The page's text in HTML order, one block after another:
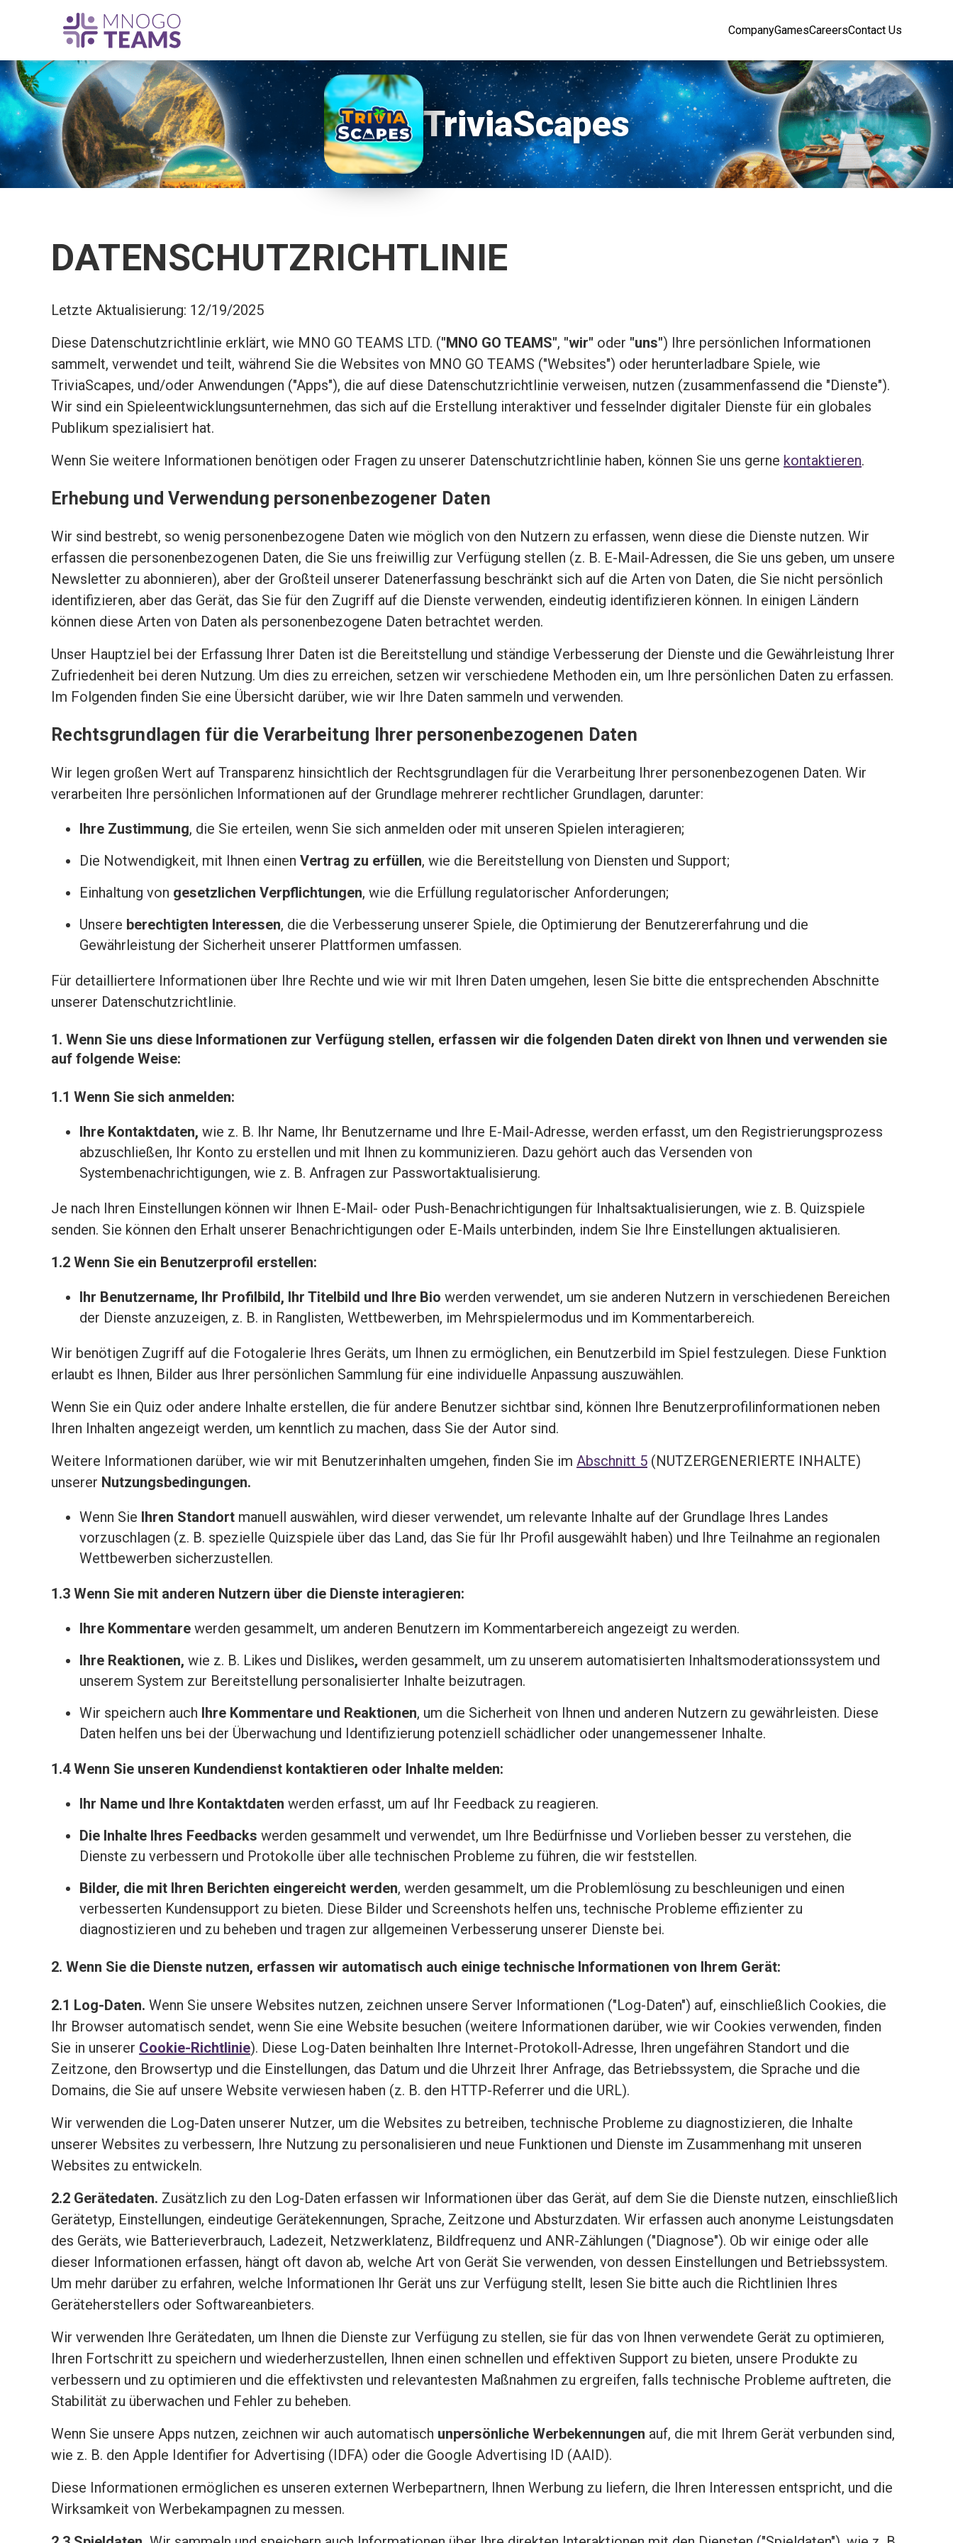
CompanyGamesCareersContact Us
TriviaScapes
DATENSCHUTZRICHTLINIE
Letzte Aktualisierung: 12/19/2025
Diese Datenschutzrichtlinie erklärt, wie MNO GO TEAMS LTD. ("MNO GO TEAMS", "wir" oder "uns") Ihre persönlichen Informationen
sammelt, verwendet und teilt, während Sie die Websites von MNO GO TEAMS ("Websites") oder herunterladbare Spiele, wie
TriviaScapes, und/oder Anwendungen ("Apps"), die auf diese Datenschutzrichtlinie verweisen, nutzen (zusammenfassend die "Dienste").
Wir sind ein Spieleentwicklungsunternehmen, das sich auf die Erstellung interaktiver und fesselnder digitaler Dienste für ein globales
Publikum spezialisiert hat.
Wenn Sie weitere Informationen benötigen oder Fragen zu unserer Datenschutzrichtlinie haben, können Sie uns gerne kontaktieren.
Erhebung und Verwendung personenbezogener Daten
Wir sind bestrebt, so wenig personenbezogene Daten wie möglich von den Nutzern zu erfassen, wenn diese die Dienste nutzen. Wir
erfassen die personenbezogenen Daten, die Sie uns freiwillig zur Verfügung stellen (z. B. E-Mail-Adressen, die Sie uns geben, um unsere
Newsletter zu abonnieren), aber der Großteil unserer Datenerfassung beschränkt sich auf die Arten von Daten, die Sie nicht persönlich
identifizieren, aber das Gerät, das Sie für den Zugriff auf die Dienste verwenden, eindeutig identifizieren können. In einigen Ländern
können diese Arten von Daten als personenbezogene Daten betrachtet werden.
Unser Hauptziel bei der Erfassung Ihrer Daten ist die Bereitstellung und ständige Verbesserung der Dienste und die Gewährleistung Ihrer
Zufriedenheit bei deren Nutzung. Um dies zu erreichen, setzen wir verschiedene Methoden ein, um Ihre persönlichen Daten zu erfassen.
Im Folgenden finden Sie eine Übersicht darüber, wie wir Ihre Daten sammeln und verwenden.
Rechtsgrundlagen für die Verarbeitung Ihrer personenbezogenen Daten
Wir legen großen Wert auf Transparenz hinsichtlich der Rechtsgrundlagen für die Verarbeitung Ihrer personenbezogenen Daten. Wir
verarbeiten Ihre persönlichen Informationen auf der Grundlage mehrerer rechtlicher Grundlagen, darunter:
Ihre Zustimmung, die Sie erteilen, wenn Sie sich anmelden oder mit unseren Spielen interagieren;
Die Notwendigkeit, mit Ihnen einen Vertrag zu erfüllen, wie die Bereitstellung von Diensten und Support;
Einhaltung von gesetzlichen Verpflichtungen, wie die Erfüllung regulatorischer Anforderungen;
Unsere berechtigten Interessen, die die Verbesserung unserer Spiele, die Optimierung der Benutzererfahrung und die
Gewährleistung der Sicherheit unserer Plattformen umfassen.
Für detailliertere Informationen über Ihre Rechte und wie wir mit Ihren Daten umgehen, lesen Sie bitte die entsprechenden Abschnitte
unserer Datenschutzrichtlinie.
1. Wenn Sie uns diese Informationen zur Verfügung stellen, erfassen wir die folgenden Daten direkt von Ihnen und verwenden sie
auf folgende Weise:
1.1 Wenn Sie sich anmelden:
Ihre Kontaktdaten, wie z. B. Ihr Name, Ihr Benutzername und Ihre E-Mail-Adresse, werden erfasst, um den Registrierungsprozess
abzuschließen, Ihr Konto zu erstellen und mit Ihnen zu kommunizieren. Dazu gehört auch das Versenden von
Systembenachrichtigungen, wie z. B. Anfragen zur Passwortaktualisierung.
Je nach Ihren Einstellungen können wir Ihnen E-Mail- oder Push-Benachrichtigungen für Inhaltsaktualisierungen, wie z. B. Quizspiele
senden. Sie können den Erhalt unserer Benachrichtigungen oder E-Mails unterbinden, indem Sie Ihre Einstellungen aktualisieren.
1.2 Wenn Sie ein Benutzerprofil erstellen:
Ihr Benutzername, Ihr Profilbild, Ihr Titelbild und Ihre Bio werden verwendet, um sie anderen Nutzern in verschiedenen Bereichen
der Dienste anzuzeigen, z. B. in Ranglisten, Wettbewerben, im Mehrspielermodus und im Kommentarbereich.
Wir benötigen Zugriff auf die Fotogalerie Ihres Geräts, um Ihnen zu ermöglichen, ein Benutzerbild im Spiel festzulegen. Diese Funktion
erlaubt es Ihnen, Bilder aus Ihrer persönlichen Sammlung für eine individuelle Anpassung auszuwählen.
Wenn Sie ein Quiz oder andere Inhalte erstellen, die für andere Benutzer sichtbar sind, können Ihre Benutzerprofilinformationen neben
Ihren Inhalten angezeigt werden, um kenntlich zu machen, dass Sie der Autor sind.
Weitere Informationen darüber, wie wir mit Benutzerinhalten umgehen, finden Sie im Abschnitt 5 (NUTZERGENERIERTE INHALTE)
unserer Nutzungsbedingungen.
Wenn Sie Ihren Standort manuell auswählen, wird dieser verwendet, um relevante Inhalte auf der Grundlage Ihres Landes
vorzuschlagen (z. B. spezielle Quizspiele über das Land, das Sie für Ihr Profil ausgewählt haben) und Ihre Teilnahme an regionalen
Wettbewerben sicherzustellen.
1.3 Wenn Sie mit anderen Nutzern über die Dienste interagieren:
Ihre Kommentare werden gesammelt, um anderen Benutzern im Kommentarbereich angezeigt zu werden.
Ihre Reaktionen, wie z. B. Likes und Dislikes, werden gesammelt, um zu unserem automatisierten Inhaltsmoderationssystem und
unserem System zur Bereitstellung personalisierter Inhalte beizutragen.
Wir speichern auch Ihre Kommentare und Reaktionen, um die Sicherheit von Ihnen und anderen Nutzern zu gewährleisten. Diese
Daten helfen uns bei der Überwachung und Identifizierung potenziell schädlicher oder unangemessener Inhalte.
1.4 Wenn Sie unseren Kundendienst kontaktieren oder Inhalte melden:
Ihr Name und Ihre Kontaktdaten werden erfasst, um auf Ihr Feedback zu reagieren.
Die Inhalte Ihres Feedbacks werden gesammelt und verwendet, um Ihre Bedürfnisse und Vorlieben besser zu verstehen, die
Dienste zu verbessern und Protokolle über alle technischen Probleme zu führen, die wir feststellen.
Bilder, die mit Ihren Berichten eingereicht werden, werden gesammelt, um die Problemlösung zu beschleunigen und einen
verbesserten Kundensupport zu bieten. Diese Bilder und Screenshots helfen uns, technische Probleme effizienter zu
diagnostizieren und zu beheben und tragen zur allgemeinen Verbesserung unserer Dienste bei.
2. Wenn Sie die Dienste nutzen, erfassen wir automatisch auch einige technische Informationen von Ihrem Gerät:
2.1 Log-Daten. Wenn Sie unsere Websites nutzen, zeichnen unsere Server Informationen ("Log-Daten") auf, einschließlich Cookies, die
Ihr Browser automatisch sendet, wenn Sie eine Website besuchen (weitere Informationen darüber, wie wir Cookies verwenden, finden
Sie in unserer Cookie-Richtlinie). Diese Log-Daten beinhalten Ihre Internet-Protokoll-Adresse, Ihren ungefähren Standort und die
Zeitzone, den Browsertyp und die Einstellungen, das Datum und die Uhrzeit Ihrer Anfrage, das Betriebssystem, die Sprache und die
Domains, die Sie auf unsere Website verwiesen haben (z. B. den HTTP-Referrer und die URL).
Wir verwenden die Log-Daten unserer Nutzer, um die Websites zu betreiben, technische Probleme zu diagnostizieren, die Inhalte
unserer Websites zu verbessern, Ihre Nutzung zu personalisieren und neue Funktionen und Dienste im Zusammenhang mit unseren
Websites zu entwickeln.
2.2 Gerätedaten. Zusätzlich zu den Log-Daten erfassen wir Informationen über das Gerät, auf dem Sie die Dienste nutzen, einschließlich
Gerätetyp, Einstellungen, eindeutige Gerätekennungen, Sprache, Zeitzone und Absturzdaten. Wir erfassen auch anonyme Leistungsdaten
des Geräts, wie Batterieverbrauch, Ladezeit, Netzwerklatenz, Bildfrequenz und ANR-Zählungen ("Diagnose"). Ob wir einige oder alle
dieser Informationen erfassen, hängt oft davon ab, welche Art von Gerät Sie verwenden, von dessen Einstellungen und Betriebssystem.
Um mehr darüber zu erfahren, welche Informationen Ihr Gerät uns zur Verfügung stellt, lesen Sie bitte auch die Richtlinien Ihres
Geräteherstellers oder Softwareanbieters.
Wir verwenden Ihre Gerätedaten, um Ihnen die Dienste zur Verfügung zu stellen, sie für das von Ihnen verwendete Gerät zu optimieren,
Ihren Fortschritt zu speichern und wiederherzustellen, Ihnen einen schnellen und effektiven Support zu bieten, unsere Produkte zu
verbessern und zu optimieren und die effektivsten und relevantesten Maßnahmen zu ergreifen, falls technische Probleme auftreten, die
Stabilität zu überwachen und Fehler zu beheben.
Wenn Sie unsere Apps nutzen, zeichnen wir auch automatisch unpersönliche Werbekennungen auf, die mit Ihrem Gerät verbunden sind,
wie z. B. den Apple Identifier for Advertising (IDFA) oder die Google Advertising ID (AAID).
Diese Informationen ermöglichen es unseren externen Werbepartnern, Ihnen Werbung zu liefern, die Ihren Interessen entspricht, und die
Wirksamkeit von Werbekampagnen zu messen.